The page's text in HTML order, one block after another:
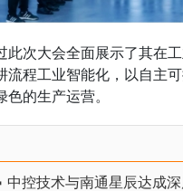
次大会全面展示了其在
程工业智能化，以自主
的生产运营。
中控技术与南通星辰达成